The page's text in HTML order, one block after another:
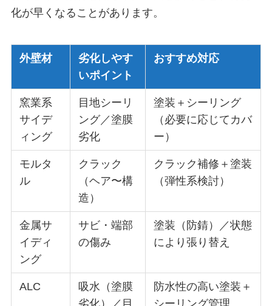
化が早くなることがあります。
外壁材
劣化しやす
いポイント
おすすめ対応
窯業系
サイデ
ィング
目地シーリ
ング／塗膜
劣化
塗装＋シーリング
（必要に応じてカバ
ー）
モルタ
ル
クラック
（ヘア〜構
造）
クラック補修＋塗装
（弾性系検討）
金属サ
イディ
ング
サビ・端部
の傷み
塗装（防錆）／状態
により張り替え
ALC
吸水（塗膜
劣化）／目
防水性の高い塗装＋
シーリング管理